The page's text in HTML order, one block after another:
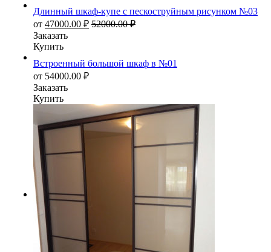
Длинный шкаф-купе с пескоструйным рисунком №03
от 47000.00 ₽ 52000.00₽
Заказать
Купить
Встроенный большой шкаф в №01
от 54000.00 ₽
Заказать
Купить